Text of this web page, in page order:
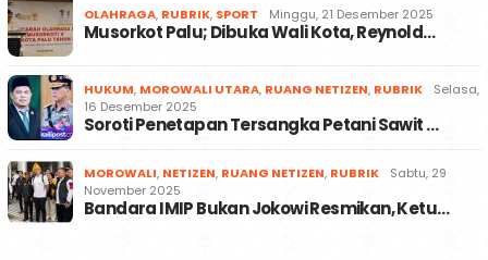
OLAHRAGA, RUBRIK, SPORT Minggu, 21 Desember 2025
Musorkot Palu; Dibuka Wali Kota, Reynold…
HUKUM, MOROWALI UTARA, RUANG NETIZEN, RUBRIK
Selasa,
16 Desember 2025
Soroti Penetapan Tersangka Petani Sawit …
MOROWALI, NETIZEN, RUANG NETIZEN, RUBRIK
Sabtu, 29
November 2025
Bandara IMIP Bukan Jokowi Resmikan, Ketu…